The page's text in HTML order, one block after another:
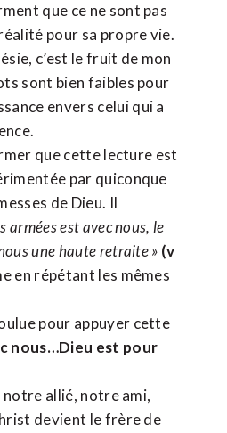
que ce ne sont pas
pour sa propre vie.
c’est le fruit de mon
sont bien faibles pour
envers celui qui a
que cette lecture est
par quiconque
de Dieu. Il
armées est avec nous, le
une haute retraite » (v
en répétant les mêmes
pour appuyer cette
nous…Dieu est pour
allié, notre ami,
devient le frère de